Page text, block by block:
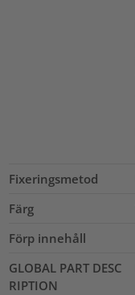
Fixeringsmetod
Färg
Förp innehåll
GLOBAL PART DESC
RIPTION